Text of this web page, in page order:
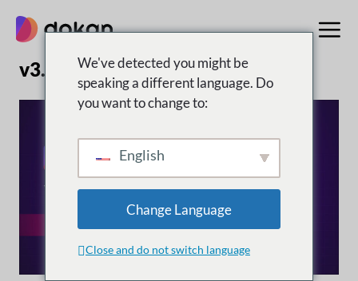
contenu
v3.14.0 | 02 décembre 2024
We've detected you might be
speaking a different language. Do
you want to change to:
English
Change Language
Close and do not switch language